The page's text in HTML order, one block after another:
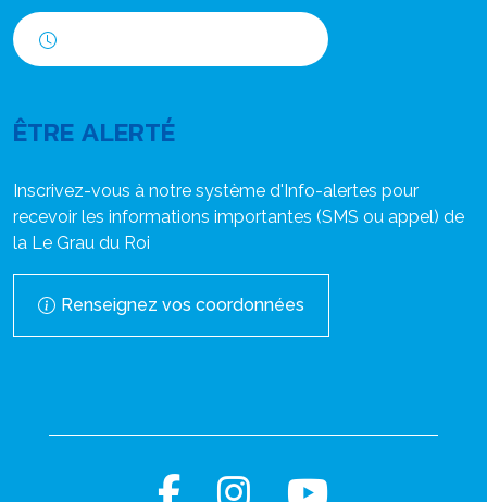
ÊTRE ALERTÉ
Inscrivez-vous à notre système d'Info-alertes pour
recevoir les informations importantes (SMS ou appel) de
la Le Grau du Roi
Renseignez vos coordonnées